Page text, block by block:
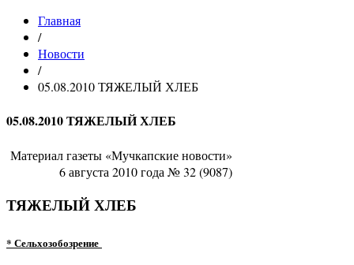
Главная
/
Новости
/
05.08.2010 ТЯЖЕЛЫЙ ХЛЕБ
05.08.2010 ТЯЖЕЛЫЙ ХЛЕБ
Материал газеты «Мучкапские новости»
6 августа 2010 года № 32 (9087)
ТЯЖЕЛЫЙ ХЛЕБ
* Сельхозобозрение